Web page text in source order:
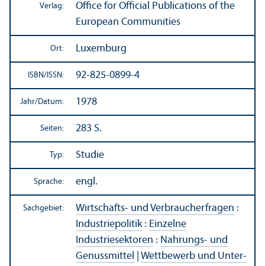
Verlag:
Office for Official Publications of the
European Communities
Ort: Luxemburg
ISBN/ISSN: 92-825-0899-4
Jahr/Datum: 1978
Seiten: 283 S.
Typ: Studie
Sprache: engl.
Sachgebiet: Wirtschafts- und Verbraucherfragen :
Industriepolitik: Einzelne
Industriesektoren : Nahrungs- und
Genussmittel
Wettbewerb und Unter­